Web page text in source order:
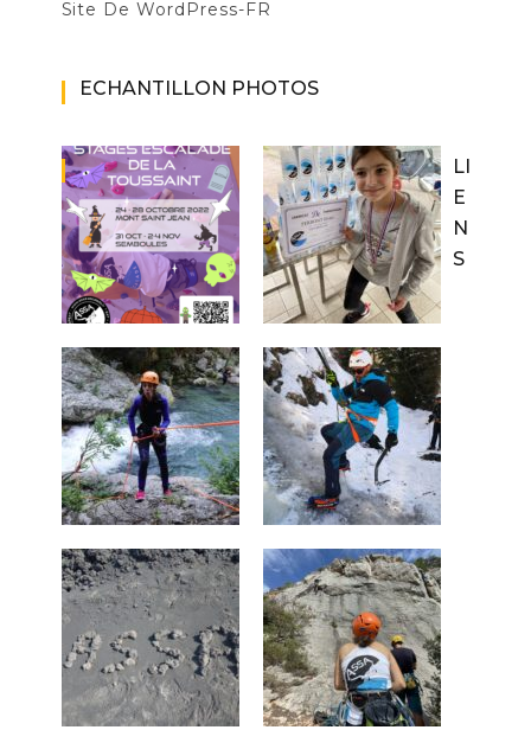
Site De WordPress-FR
ECHANTILLON PHOTOS
LI
E
N
S